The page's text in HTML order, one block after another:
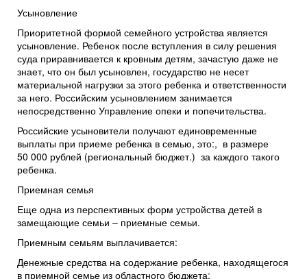
Усыновление
Приоритетной формой семейного устройства является
усыновление. Ребенок после вступления в силу решения
суда приравнивается к кровным детям, зачастую даже не
знает, что он был усыновлен, государство не несет
материальной нагрузки за этого ребенка и ответственности
за него. Российским усыновлением занимается
непосредственно Управление опеки и попечительства.
Российские усыновители получают единовременные
выплаты при приеме ребенка в семью, это:, в размере
50 000 рублей (региональный бюджет.) за каждого такого
ребенка.
Приемная семья
Еще одна из перспективных форм устройства детей в
замещающие семьи – приемные семьи.
Приемным семьям выплачивается:
Денежные средства на содержание ребенка, находящегося
в приемной семье из областного бюджета: